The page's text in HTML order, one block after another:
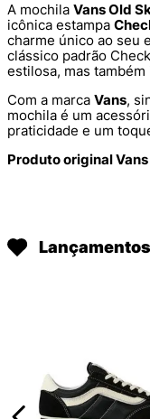
A mochila Vans Old
icônica estampa
charme único ao seu
clássico padrão
estilosa, mas
Com a marca Vans,
mochila é um
praticidade e um
Produto original